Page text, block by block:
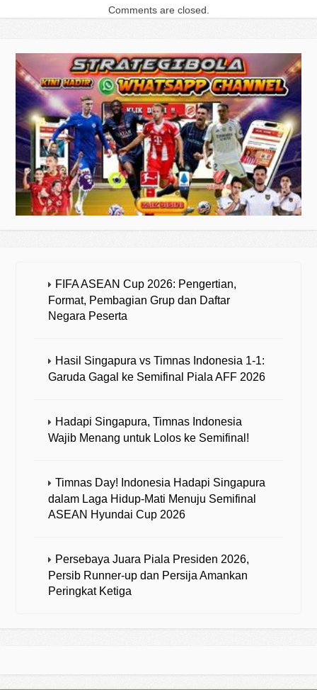
Comments are closed.
FIFA ASEAN Cup 2026: Pengertian,
Format, Pembagian Grup dan Daftar
Negara Peserta
Hasil Singapura vs Timnas Indonesia 1-1:
Garuda Gagal ke Semifinal Piala AFF 2026
Hadapi Singapura, Timnas Indonesia
Wajib Menang untuk Lolos ke Semifinal!
Timnas Day! Indonesia Hadapi Singapura
dalam Laga Hidup-Mati Menuju Semifinal
ASEAN Hyundai Cup 2026
Persebaya Juara Piala Presiden 2026,
Persib Runner-up dan Persija Amankan
Peringkat Ketiga